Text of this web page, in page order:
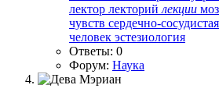
лектор лекторий лекции
чувств сердечно-
человек эстезиология
Ответы: 0
Форум: Наука